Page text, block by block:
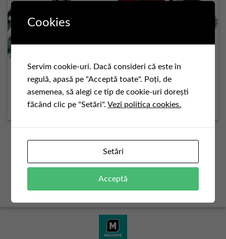
Intinzatoare de lant din
INOX seria CHT -X
Intinzatoare de lant
mecanice
1 2 3
Cookies
Servim cookie-uri. Dacă consideri că este în
regulă, apasă pe "Acceptă toate". Poți, de
asemenea, să alegi ce tip de cookie-uri dorești
făcând clic pe "Setări".Vezi politica cookies.
Setări
Acceptă